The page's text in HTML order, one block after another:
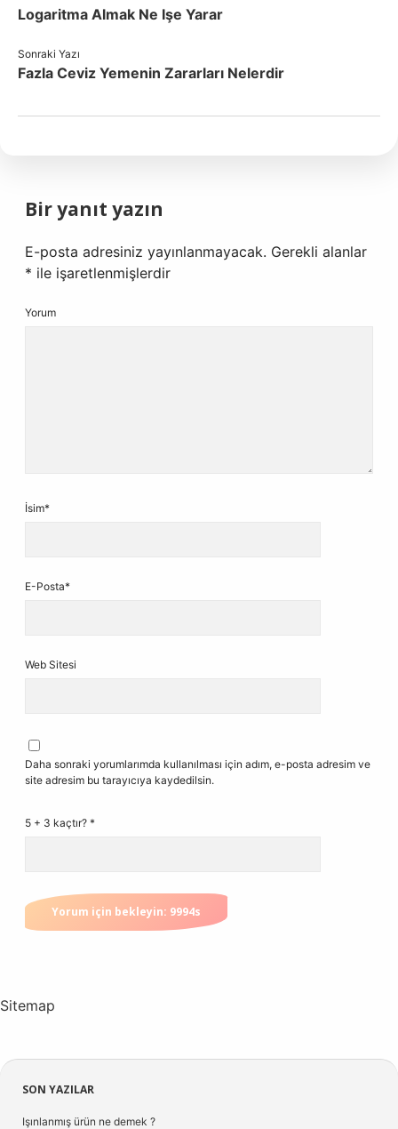
Logaritma Almak Ne Işe Yarar
Sonraki Yazı
Fazla Ceviz Yemenin Zararları Nelerdir
Bir yanıt yazın
E-posta adresiniz yayınlanmayacak. Gerekli alanlar
* ile işaretlenmişlerdir
Yorum
İsim*
E-Posta*
Web Sitesi
Daha sonraki yorumlarımda kullanılması için adım, e-posta adresim ve
site adresim bu tarayıcıya kaydedilsin.
5 + 3 kaçtır? *
Sitemap
Sidebar
SON YAZILAR
Işınlanmış ürün ne demek ?